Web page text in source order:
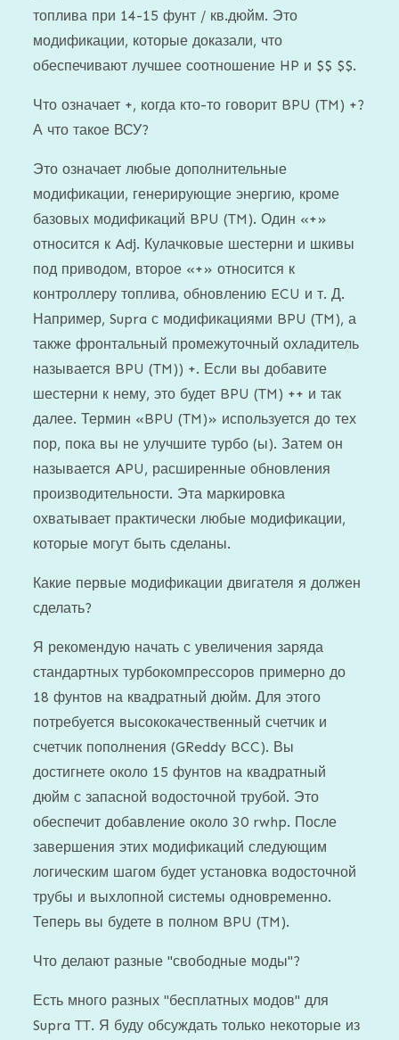
топлива при 14-15 фунт / кв.дюйм. Это
модификации, которые доказали, что
обеспечивают лучшее соотношение HP и $$ $$.
Что означает +, когда кто-то говорит BPU (TM) +?
А что такое ВСУ?
Это означает любые дополнительные
модификации, генерирующие энергию, кроме
базовых модификаций BPU (TM). Один «+»
относится к Adj. Кулачковые шестерни и шкивы
под приводом, второе «+» относится к
контроллеру топлива, обновлению ECU и т. Д.
Например, Supra с модификациями BPU (TM), а
также фронтальный промежуточный охладитель
называется BPU (TM)) +. Если вы добавите
шестерни к нему, это будет BPU (TM) ++ и так
далее. Термин «BPU (TM)» используется до тех
пор, пока вы не улучшите турбо (ы). Затем он
называется APU, расширенные обновления
производительности. Эта маркировка
охватывает практически любые модификации,
которые могут быть сделаны.
Какие первые модификации двигателя я должен
сделать?
Я рекомендую начать с увеличения заряда
стандартных турбокомпрессоров примерно до
18 фунтов на квадратный дюйм. Для этого
потребуется высококачественный счетчик и
счетчик пополнения (GReddy BCC). Вы
достигнете около 15 фунтов на квадратный
дюйм с запасной водосточной трубой. Это
обеспечит добавление около 30 rwhp. После
завершения этих модификаций следующим
логическим шагом будет установка водосточной
трубы и выхлопной системы одновременно.
Теперь вы будете в полном BPU (TM).
Что делают разные "свободные моды"?
Есть много разных "бесплатных модов" для
Supra TT. Я буду обсуждать только некоторые из